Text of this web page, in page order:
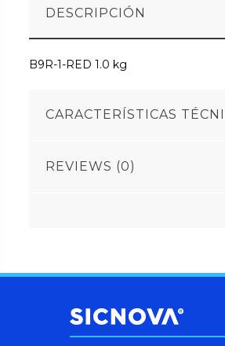
DESCRIPCIÓN
B9R-1-RED 1.0 kg
CARACTERÍSTICAS
REVIEWS (0)